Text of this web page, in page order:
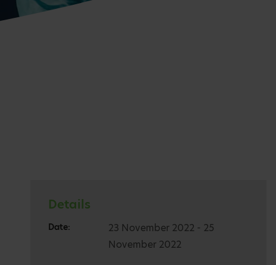
Details
Date:
23 November 2022 - 25
November 2022